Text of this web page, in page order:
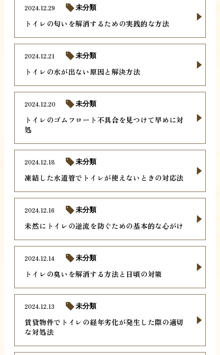
トイレの匂いを解消するための実践的な方法
2024.12.29 未分類
トイレの水が出ない原因と解決方法
2024.12.21 未分類
トイレのゴムフロート不具合を見つけて早めに対
処
2024.12.20 未分類
凍結した水道管でトイレが使えないときの対応法
2024.12.18 未分類
未然にトイレの逆流を防ぐための基本的な心がけ
2024.12.16 未分類
トイレの臭いを解消する方法と日頃の対策
2024.12.14 未分類
賃貸物件でトイレの経年劣化が発生した際の適切
な対処法
2024.12.13 未分類